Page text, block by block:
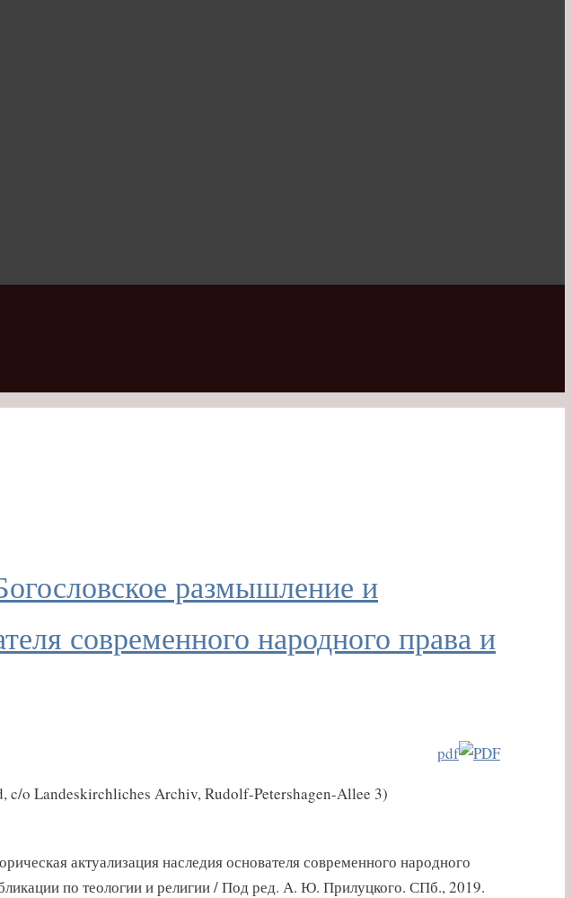
размышление и
современного народного права и
pdf
c/o Landeskirchliches Archiv, Rudolf-Petershagen-Allee 3)
актуализация наследия основателя современного народного
по теологии и религии / Под ред. А. Ю. Прилуцкого. СПб., 2019.